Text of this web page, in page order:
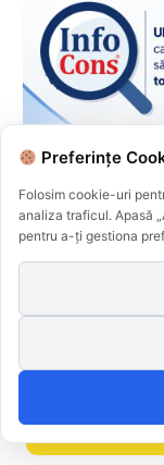
Maicii Domnului !
până la 27 g
!
Preferințe
Folosim cookie-uri
analiza traficul. Apasă
pentru a-ți gestiona